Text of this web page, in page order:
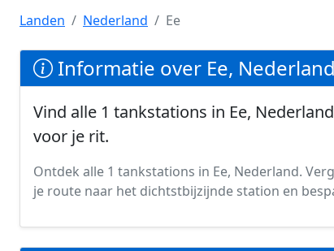
Landen Nederland Ee
Informatie over Ee, Nederland
Vind alle 1 tankstations in Ee,
voor je rit.
Ontdek alle 1 tankstations in Ee, Nederland.
je route naar het dichtstbijzijnde station en